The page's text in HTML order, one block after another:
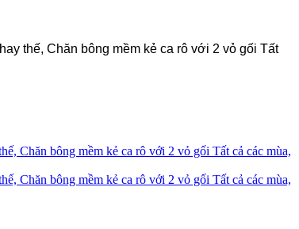
thế, Chăn bông mềm kẻ ca rô với 2 vỏ gối Tất